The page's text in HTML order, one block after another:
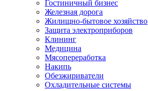
Гостиничный бизнес
Железная дорога
Жилищно-бытовое хозяйство
Защита электроприборов
Клининг
Медицина
Мясопереработка
Накипь
Обезжириватели
Охладительные системы